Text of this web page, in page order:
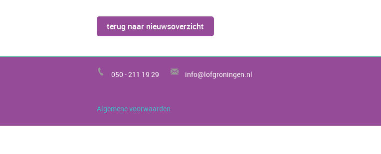
terug naar nieuwsoverzicht
050 -211 19 29 info@lofgroningen.nl
Algemene voorwaarden